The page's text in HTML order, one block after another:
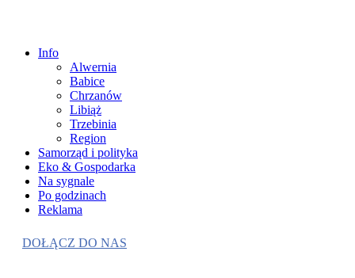
Info
Alwernia
Babice
Chrzanów
Libiąż
Trzebinia
Region
Samorząd i polityka
Eko & Gospodarka
Na sygnale
Po godzinach
Reklama
DOŁĄCZ DO NAS